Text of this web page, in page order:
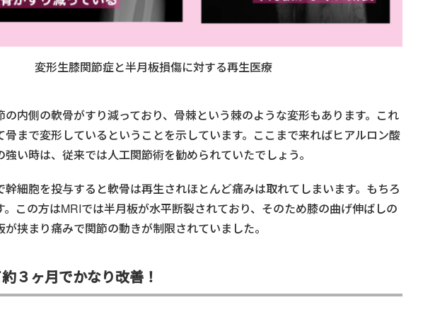
変形生膝関節症と半月板損傷に対する再生医療
の内側の軟骨がすり減っており、骨棘という棘のような変形もあります。これ
骨まで変形しているということを示しています。ここまで来ればヒアルロン酸
い時は、従来では人工関節術を勧められていたでしょう。
幹細胞を投与すると軟骨は再生されほとんど痛みは取れてしまいます。もちろ
。この方はMRIでは半月板が水平断裂されており、そのため膝の曲げ伸ばしの
挟まり痛みで関節の動きが制限されていました。
３ヶ月でかなり改善！